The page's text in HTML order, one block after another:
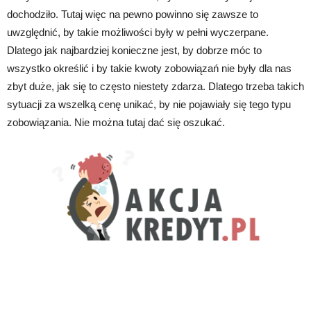
dochodziło. Tutaj więc na pewno powinno się zawsze to
uwzględnić, by takie możliwości były w pełni wyczerpane.
Dlatego jak najbardziej konieczne jest, by dobrze móc to
wszystko określić i by takie kwoty zobowiązań nie były dla nas
zbyt duże, jak się to często niestety zdarza. Dlatego trzeba takich
sytuacji za wszelką cenę unikać, by nie pojawiały się tego typu
zobowiązania. Nie można tutaj dać się oszukać.